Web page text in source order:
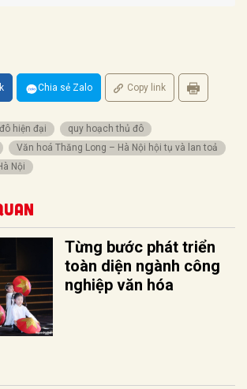
Chia sẻ Zalo Copy link
hiện đại
quy hoạch thủ đô
Văn hoá Thăng Long – Hà Nội hội tụ và lan toả
Nội
Từng bước phát triển
toàn diện ngành công
nghiệp văn hóa